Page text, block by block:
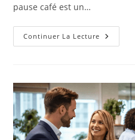
pause café est un…
Continuer La Lecture